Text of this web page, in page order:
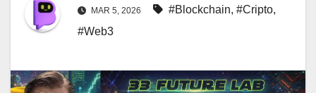
MAR 5, 2026 #Blockchain, #Cripto,
#Web3